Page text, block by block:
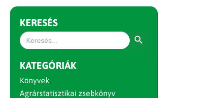
KERESÉS
Search
for:
KATEGÓRIÁK
Könyvek
Agrárstatisztikai zsebkönyv